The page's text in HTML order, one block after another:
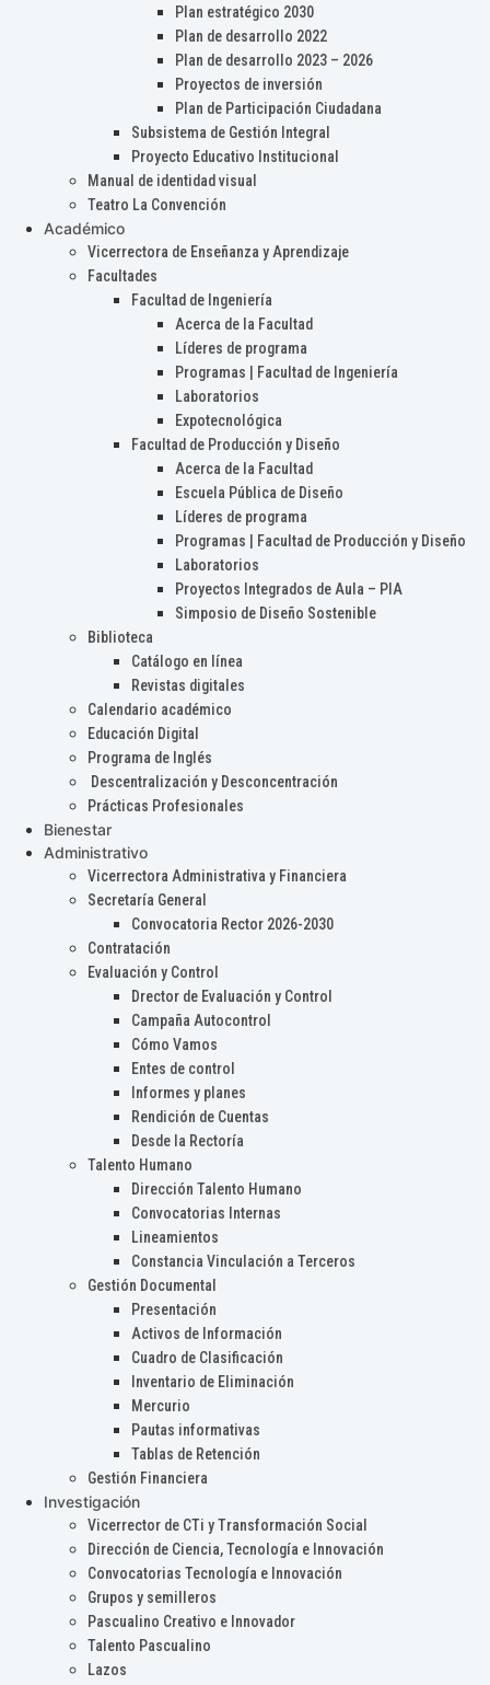
Plan estratégico 2030
Plan de desarrollo 2022
Plan de desarrollo 2023 – 2026
Proyectos de inversión
Plan de Participación Ciudadana
Subsistema de Gestión Integral
Proyecto Educativo Institucional
Manual de identidad visual
Teatro La Convención
Académico
Vicerrectora de Enseñanza y Aprendizaje
Facultades
Facultad de Ingeniería
Acerca de la Facultad
Líderes de programa
Programas | Facultad de Ingeniería
Laboratorios
Expotecnológica
Facultad de Producción y Diseño
Acerca de la Facultad
Escuela Pública de Diseño
Líderes de programa
Programas | Facultad de Producción y Diseño
Laboratorios
Proyectos Integrados de Aula – PIA
Simposio de Diseño Sostenible
Biblioteca
Catálogo en línea
Revistas digitales
Calendario académico
Educación Digital
Programa de Inglés
Descentralización y Desconcentración
Prácticas Profesionales
Bienestar
Administrativo
Vicerrectora Administrativa y Financiera
Secretaría General
Convocatoria Rector 2026-2030
Contratación
Evaluación y Control
Drector de Evaluación y Control
Campaña Autocontrol
Cómo Vamos
Entes de control
Informes y planes
Rendición de Cuentas
Desde la Rectoría
Talento Humano
Dirección Talento Humano
Convocatorias Internas
Lineamientos
Constancia Vinculación a Terceros
Gestión Documental
Presentación
Activos de Información
Cuadro de Clasificación
Inventario de Eliminación
Mercurio
Pautas informativas
Tablas de Retención
Gestión Financiera
Investigación
Vicerrector de CTi y Transformación Social
Dirección de Ciencia, Tecnología e Innovación
Convocatorias Tecnología e Innovación
Grupos y semilleros
Pascualino Creativo e Innovador
Talento Pascualino
Lazos